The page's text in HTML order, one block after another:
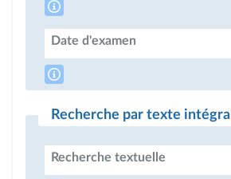
Date d'examen
Recherche par texte intégral
Recherche textuelle